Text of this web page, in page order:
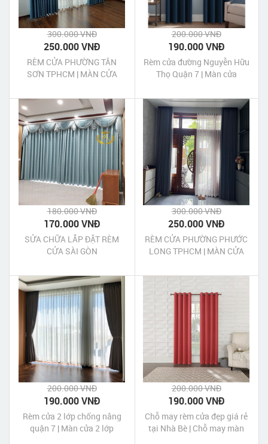
300.000 VNĐ
250.000 VNĐ
RÈM CỬA PHƯỜNG TÂN
SƠN TPHCM | MÀN CỬA
200.000 VNĐ
190.000 VNĐ
Rèm cửa đường Nguyễn Hữu
Thọ Quận 7 | Màn cửa
HCM
180.000 VNĐ
170.000 VNĐ
SỬA CHỮA LẮP ĐẶT RÈM
CỬA SÀI GÒN
300.000 VNĐ
250.000 VNĐ
RÈM CỬA PHƯỜNG PHƯỚC
LONG TPHCM | MÀN CỬA
TPHCM
200.000 VNĐ
190.000 VNĐ
Rèm cửa 2 lớp chống nắng
quận 7 | Màn cửa 2 lớp
200.000 VNĐ
190.000 VNĐ
Chỗ may rèm cửa đẹp giá rẻ
tại Nhà Bè | Chỗ may màn